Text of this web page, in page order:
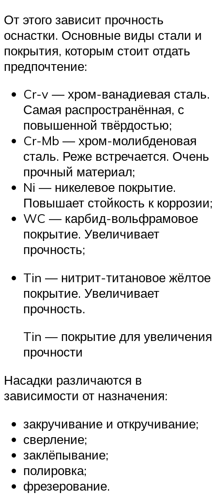
От этого зависит прочность
оснастки. Основные виды стали и
покрытия, которым стоит отдать
предпочтение:
Cr-v — хром-ванадиевая сталь.
Самая распространённая, с
повышенной твёрдостью;
Cr-Mb — хром-молибденовая
сталь. Реже встречается. Очень
прочный материал;
Ni — никелевое покрытие.
Повышает стойкость к коррозии;
WC — карбид-вольфрамовое
покрытие. Увеличивает
прочность;
Tin — нитрит-титановое жёлтое
покрытие. Увеличивает
прочность.
Tin — покрытие для увеличения
прочности
Насадки различаются в
зависимости от назначения:
закручивание и откручивание;
сверление;
заклёпывание;
полировка;
фрезерование.